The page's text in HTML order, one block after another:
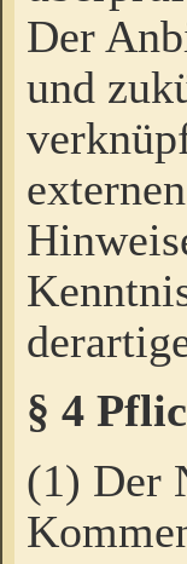
Der
und
§ 4
(1) Der